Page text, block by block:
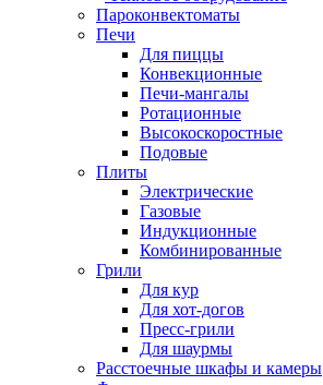
Пароконвектоматы
Печи
Для пиццы
Конвекционные
Печи-мангалы
Ротационные
Высокоскоростные
Подовые
Плиты
Электрические
Газовые
Индукционные
Комбинированные
Грили
Для кур
Для хот-догов
Пресс-грили
Для шаурмы
Расстоечные шкафы и камеры